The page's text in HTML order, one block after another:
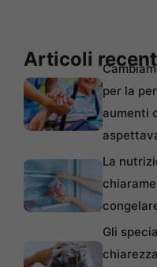
Articoli
per la
aumenti
La
Gli